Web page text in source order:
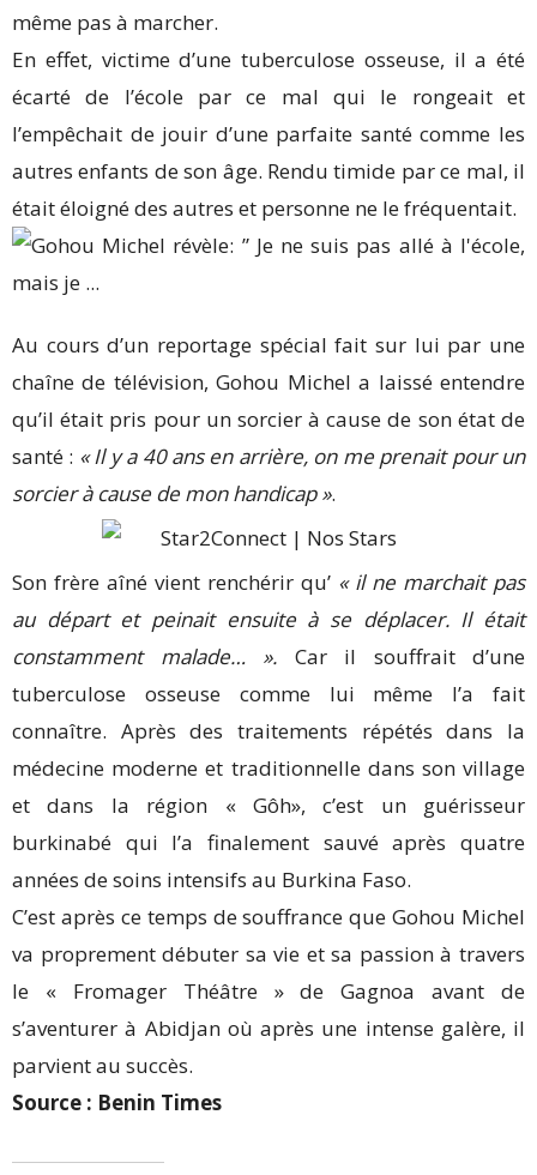
même pas à marcher.
En effet, victime d’une tuberculose osseuse, il a été
écarté de l’école par ce mal qui le rongeait et
l’empêchait de jouir d’une parfaite santé comme les
autres enfants de son âge. Rendu timide par ce mal, il
était éloigné des autres et personne ne le fréquentait.
Au cours d’un reportage spécial fait sur lui par une
chaîne de télévision, Gohou Michel a laissé entendre
qu’il était pris pour un sorcier à cause de son état de
santé : « Il y a 40 ans en arrière, on me prenait pour un
sorcier à cause de mon handicap ».
Son frère aîné vient renchérir qu’ « il ne marchait pas
au départ et peinait ensuite à se déplacer. Il était
constamment malade… ». Car il souffrait d’une
tuberculose osseuse comme lui même l’a fait
connaître. Après des traitements répétés dans la
médecine moderne et traditionnelle dans son village
et dans la région « Gôh», c’est un guérisseur
burkinabé qui l’a finalement sauvé après quatre
années de soins intensifs au Burkina Faso.
C’est après ce temps de souffrance que Gohou Michel
va proprement débuter sa vie et sa passion à travers
le « Fromager Théâtre » de Gagnoa avant de
s’aventurer à Abidjan où après une intense galère, il
parvient au succès.
Source : Benin Times